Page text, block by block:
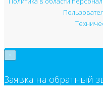
Заявка на обратный